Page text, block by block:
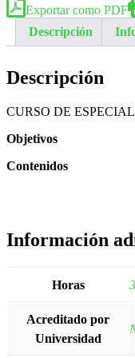
Exportar como PDF
Descripción
Descripción
CURSO DE
Objetivos
Contenidos
Información
Horas
Acreditado por
Universidad